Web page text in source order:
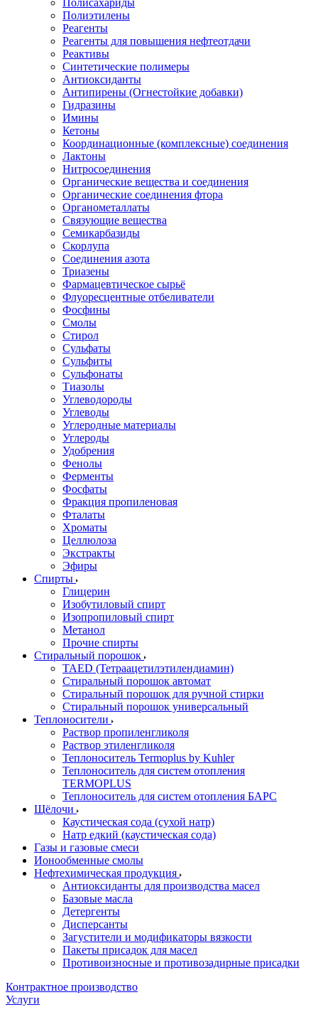
Полисахариды
Полиэтилены
Реагенты
Реагенты для повышения нефтеотдачи
Реактивы
Синтетические полимеры
Антиоксиданты
Антипирены (Огнестойкие добавки)
Гидразины
Имины
Кетоны
Координационные (комплексные) соединения
Лактоны
Нитросоединения
Органические вещества и соединения
Органические соединения фтора
Органометаллаты
Связующие вещества
Семикарбазиды
Скорлупа
Соединения азота
Триазены
Фармацевтическое сырьё
Флуоресцентные отбеливатели
Фосфины
Смолы
Стирол
Сульфаты
Сульфиты
Сульфонаты
Тиазолы
Углеводороды
Углеводы
Углеродные материалы
Углероды
Удобрения
Фенолы
Ферменты
Фосфаты
Фракция пропиленовая
Фталаты
Хроматы
Целлюлоза
Экстракты
Эфиры
Спирты
Глицерин
Изобутиловый спирт
Изопропиловый спирт
Метанол
Прочие спирты
Стиральный порошок
TAED (Тетраацетилэтилендиамин)
Стиральный порошок автомат
Стиральный порошок для ручной стирки
Стиральный порошок универсальный
Теплоносители
Раствор пропиленгликоля
Раствор этиленгликоля
Теплоноситель Termoplus by Kuhler
Теплоноситель для систем отопления
TERMOPLUS
Теплоноситель для систем отопления БАРС
Щёлочи
Каустическая сода (сухой натр)
Натр едкий (каустическая сода)
Газы и газовые смеси
Ионообменные смолы
Нефтехимическая продукция
Антиоксиданты для производства масел
Базовые масла
Детергенты
Дисперсанты
Загустители и модификаторы вязкости
Пакеты присадок для масел
Противоизносные и противозадирные присадки
Контрактное производство
Услуги